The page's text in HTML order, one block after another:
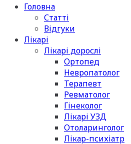
Головна
Статті
Відгуки
Лікарі
Лікарі дорослі
Ортопед
Невропатолог
Терапевт
Ревматолог
Гінеколог
Лікарі УЗД
Отоларинголог
Лікар-психіатр